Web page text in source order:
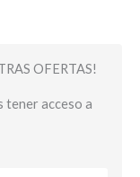
OFERTAS!
tener acceso a